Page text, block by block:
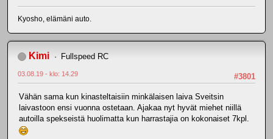
Kyosho, elämäni auto.
Kimi Fullspeed RC
#3801
03.08.19 - klo: 14.29
Vähän sama kun kinasteltaisiin minkälaisen laiva Sveitsin
laivastoon ensi vuonna ostetaan. Ajakaa nyt hyvät miehet niillä
autoilla spekseistä huolimatta kun harrastajia on kokonaiset 7kpl.